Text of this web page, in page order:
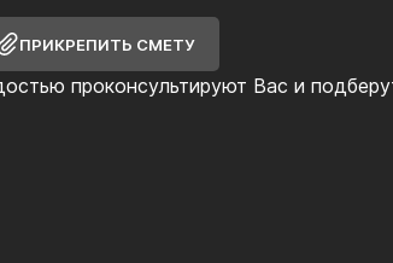
проконсультируют Вас и
ПРИКРЕПИТЬ СМЕТУ